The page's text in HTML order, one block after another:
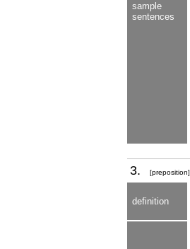
sample
sentences
3. [preposition]
definition